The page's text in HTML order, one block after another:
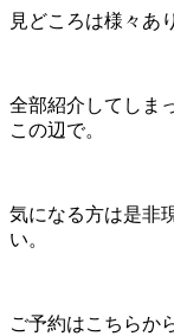
見どころは様々あ
全部紹介してしま
この辺で。
気になる方は是非
い。
ご予約はこちらか